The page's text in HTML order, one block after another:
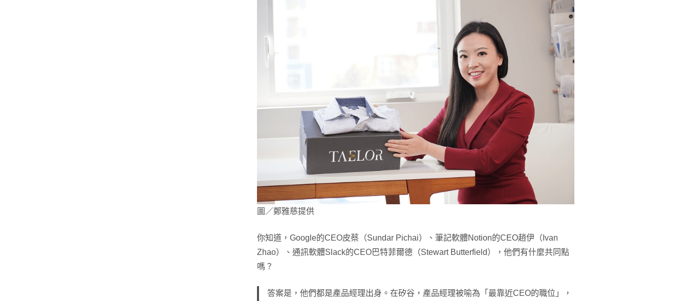
圖／鄭雅慈提供
你知道，Google的CEO皮蔡（Sundar Pichai）、筆記軟體Notion的CEO趙伊（Ivan
Zhao）、通訊軟體Slack的CEO巴特菲爾德（Stewart Butterfield），他們有什麼共同點
嗎？
答案是，他們都是產品經理出身。在矽谷，產品經理被喻為「最靠近CEO的職位」，